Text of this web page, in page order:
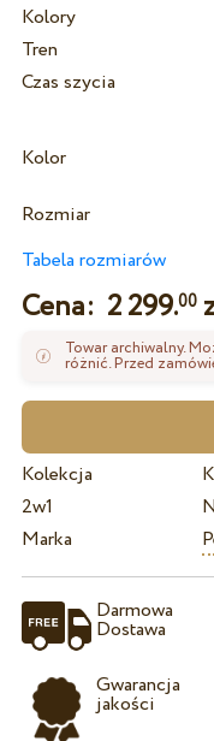
Kolory
Tren
Czas szycia
Kolor
Rozmiar
Tabela rozmiarów
Cena: 2 299.00
Towar archiwalny.
różnić. Przed
Kolekcja
2w1
Marka
Darmowa
Dostawa
Gwarancja
jakości